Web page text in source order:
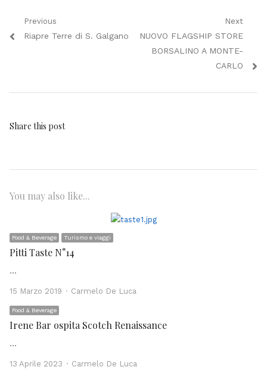
Navigazione
articoli
Previous
Previous
Riapre Terre di S. Galgano
Next
Next
post:
NUOVO FLAGSHIP STORE
BORSALINO A MONTE-
CARLO
Share this post
You may also like...
Food & Beverage Turismo e viaggi
Pitti Taste N°14
…
15 Marzo 2019 Author
Carmelo De Luca
Food & Beverage
Irene Bar ospita Scotch Renaissance
…
13 Aprile 2023 Author
Carmelo De Luca